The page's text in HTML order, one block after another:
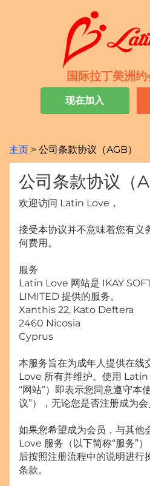
国际拉丁美洲
现在加入
主页 公司条款协议（AGB）
公司条款协议（
欢迎访问 Latin Love，
接受本协议并不意味着您有
何费用。
服务
Latin Love 网站是 IKAY
LIMITED 提供的服务。
Xanthis 22, Kato Deftera
2460 Nicosia
Cyprus
本服务旨在为成年人提供在线
Love 所有并维护。使用
“网站”）即表示您同意遵守本
议”），无论您是否注册成为会
如果您希望成为会员，与其他
Love 服务（以下简称“服务”
后按照注册流程中的说明进行
条款。